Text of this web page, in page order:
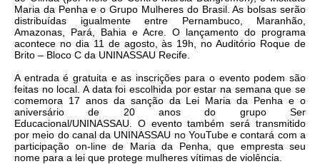
Maria da Penha e o Grupo Mulheres do Brasil. As bolsas serão
distribuídas igualmente entre Pernambuco, Maranhão,
Amazonas, Pará, Bahia e Acre. O lançamento do programa
acontece no dia 11 de agosto, às 19h, no Auditório Roque de
Brito – Bloco C da UNINASSAU Recife.
A entrada é gratuita e as inscrições para o evento podem são
feitas no local. A data foi escolhida por estar na semana que se
comemora 17 anos da sanção da Lei Maria da Penha e o
aniversário de 20 anos do grupo Ser
Educacional/UNINASSAU. O evento também será transmitido
por meio do canal da UNINASSAU no YouTube e contará com a
participação on-line de Maria da Penha, que empresta seu
nome para a lei que protege mulheres vítimas de violência.